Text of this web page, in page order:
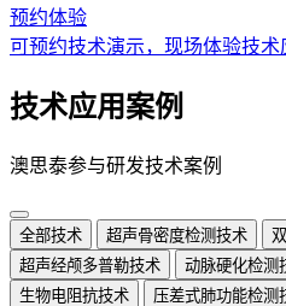
预约体验
可预约技术演示，现场体验技术
技术应用案例
澳思泰参与研发技术案例
全部技术 超声骨密度检测技术
超声经颅多普勒技术
动脉硬化检测
生物电阻抗技术
压差式肺功能检测